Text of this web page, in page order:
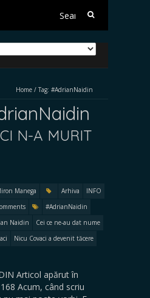
Search
Home / Tag: #AdrianNaidin
N-A MURIT
Manega Arhiva
INFO
#AdrianNaidin
Naidin
Cei ce ne-au dat nume
Nicu Covaci a devenit tăcere
Articol apărut în
Acum, când scriu